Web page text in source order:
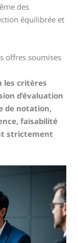
des
équilibrée et
offres soumises
les critères
d’évaluation
de notation,
faisabilité
strictement